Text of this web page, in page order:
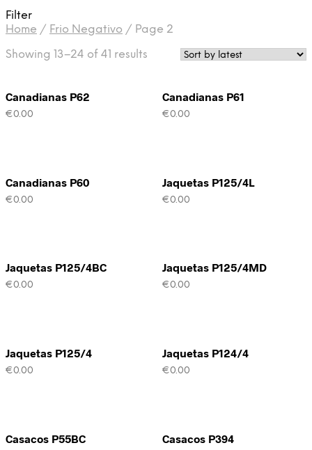
Filter
Home / Frio Negativo / Page 2
Showing 13–24 of 41 results
Canadianas P62
€0.00
Canadianas P61
€0.00
Canadianas P60
€0.00
Jaquetas P125/4L
€0.00
Jaquetas P125/4BC
€0.00
Jaquetas P125/4MD
€0.00
Jaquetas P125/4
€0.00
Jaquetas P124/4
€0.00
Casacos P55BC Casacos P394